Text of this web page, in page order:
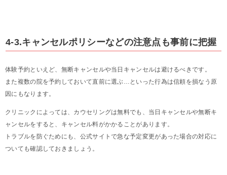
4-3.キャンセルポリシーなどの注意点も事前に把握
体験予約といえど、無断キャンセルや当日キャンセルは避けるべきです。
また複数の院を予約しておいて直前に選ぶ…といった行為は信頼を損なう原
因にもなります。
クリニックによっては、カウセリングは無料でも、当日キャンセルや無断キ
ャンセルをすると、キャンセル料がかかることがあります。
トラブルを防ぐためにも、公式サイトで急な予定変更があった場合の対応に
ついても確認しておきましょう。